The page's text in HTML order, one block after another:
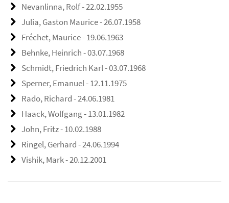
Nevanlinna, Rolf - 22.02.1955
Julia, Gaston Maurice - 26.07.1958
Fréchet, Maurice - 19.06.1963
Behnke, Heinrich - 03.07.1968
Schmidt, Friedrich Karl - 03.07.1968
Sperner, Emanuel - 12.11.1975
Rado, Richard - 24.06.1981
Haack, Wolfgang - 13.01.1982
John, Fritz - 10.02.1988
Ringel, Gerhard - 24.06.1994
Vishik, Mark - 20.12.2001